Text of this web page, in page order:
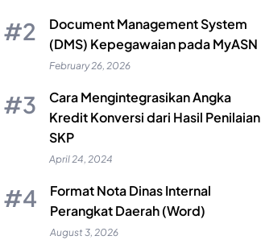
Document Management System
(DMS) Kepegawaian pada MyASN
February 26, 2026
Cara Mengintegrasikan Angka
Kredit Konversi dari Hasil Penilaian
SKP
April 24, 2024
Format Nota Dinas Internal
Perangkat Daerah (Word)
August 3, 2026